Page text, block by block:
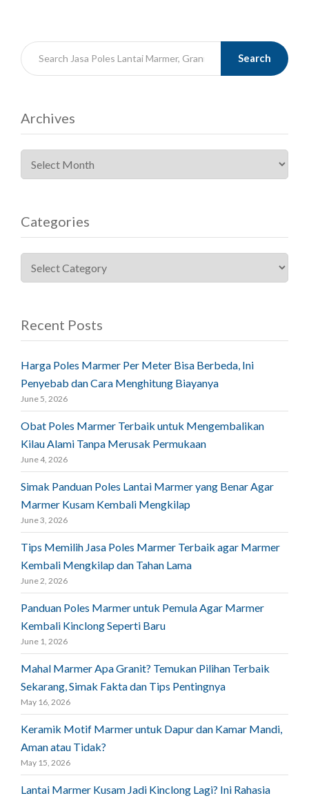
Search
Archives
Categories
Recent Posts
Harga Poles Marmer Per Meter Bisa Berbeda, Ini
Penyebab dan Cara Menghitung Biayanya
June 5, 2026
Obat Poles Marmer Terbaik untuk Mengembalikan
Kilau Alami Tanpa Merusak Permukaan
June 4, 2026
Simak Panduan Poles Lantai Marmer yang Benar Agar
Marmer Kusam Kembali Mengkilap
June 3, 2026
Tips Memilih Jasa Poles Marmer Terbaik agar Marmer
Kembali Mengkilap dan Tahan Lama
June 2, 2026
Panduan Poles Marmer untuk Pemula Agar Marmer
Kembali Kinclong Seperti Baru
June 1, 2026
Mahal Marmer Apa Granit? Temukan Pilihan Terbaik
Sekarang, Simak Fakta dan Tips Pentingnya
May 16, 2026
Keramik Motif Marmer untuk Dapur dan Kamar Mandi,
Aman atau Tidak?
May 15, 2026
Lantai Marmer Kusam Jadi Kinclong Lagi? Ini Rahasia